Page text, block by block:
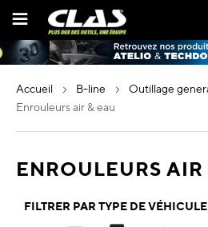
contenu
accueil b-line outillage
enrouleurs air & eau
ENROULEURS AIR
FILTRER PAR TYPE DE VÉHICULE